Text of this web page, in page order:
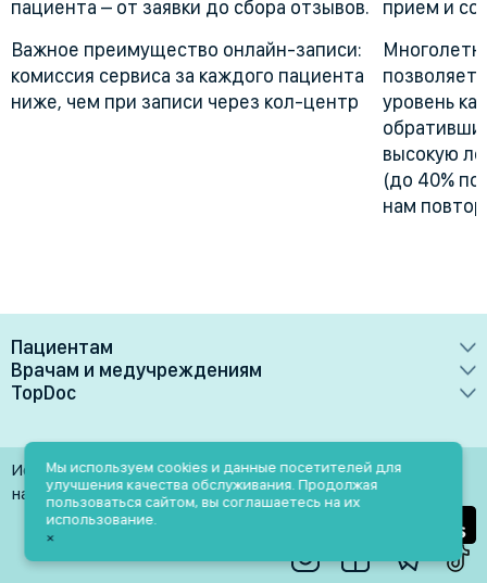
пациента – от заявки до сбора отзывов.
Важное преимущество онлайн-записи:
комиссия сервиса за каждого пациента
ниже, чем при записи через кол-центр
прием и
позволяет
уровень
высокую
(до 40%
нам
Пациентам
Врачи
Клиники
Лаборатории
Услуги
Блог
Акции и скидки
Врачам и медучреждениям
Преимущества
Медучреждениям
Врачам
TopDoc
Контакты
Помощь
Использование материалов разрешено только при
наличии активной ссылки на источник
Мы используем cookies и данные посетителей для
улучшения качества обслуживания. Продолжая
пользоваться сайтом, вы соглашаетесь на их
использование.
×